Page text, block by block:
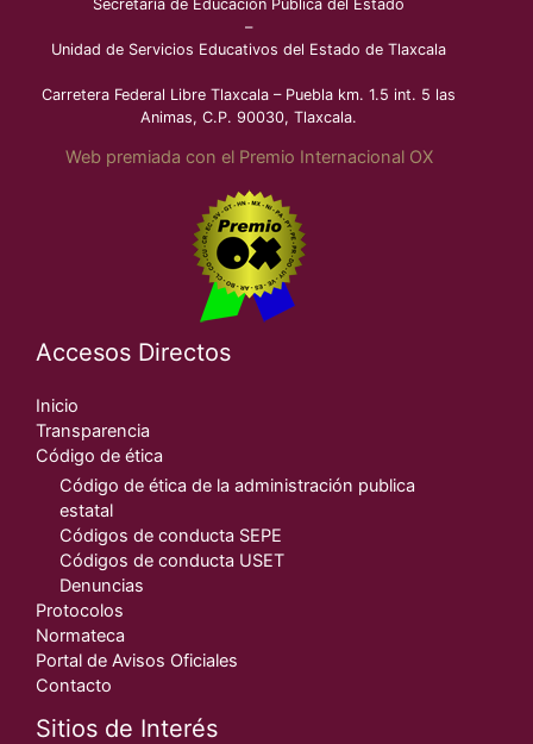
Secretaría de Educación Pública del Estado
–
Unidad de Servicios Educativos del Estado de Tlaxcala
Carretera Federal Libre Tlaxcala – Puebla km. 1.5 int. 5 las
Animas, C.P. 90030, Tlaxcala.
Web premiada con el Premio Internacional OX
Accesos Directos
Inicio
Transparencia
Código de ética
Código de ética de la administración publica
estatal
Códigos de conducta SEPE
Códigos de conducta USET
Denuncias
Protocolos
Normateca
Portal de Avisos Oficiales
Contacto
Sitios de Interés